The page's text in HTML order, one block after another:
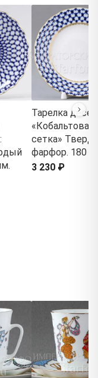
Тарелка
«Кобальтовая
сетка»
фарфор. 180
3 230 ₽